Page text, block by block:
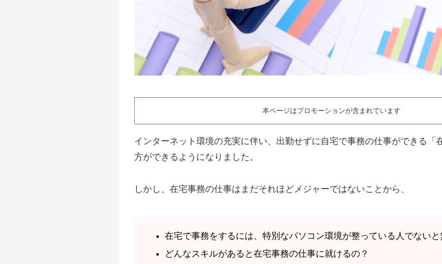
本ページはプロモーションが含まれています
インターネット環境の充実に伴い、出勤せずに自宅で事務の仕事ができる「
方ができるようになりました。
しかし、在宅事務の仕事はまだそれほどメジャーではないことから、
在宅で事務をするには、特別なパソコン環境が整っている人でない
どんなスキルがあると在宅事務の仕事に就けるの？